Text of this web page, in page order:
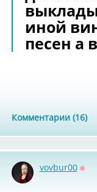
иной
песен а
Комментарии (16)
vovbur00